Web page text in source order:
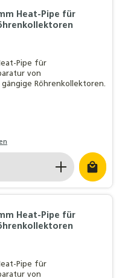
Heat-Pipe für
Pipe für
von
Röhrenkollektoren.
Wert
Heat-Pipe für
Pipe für
von